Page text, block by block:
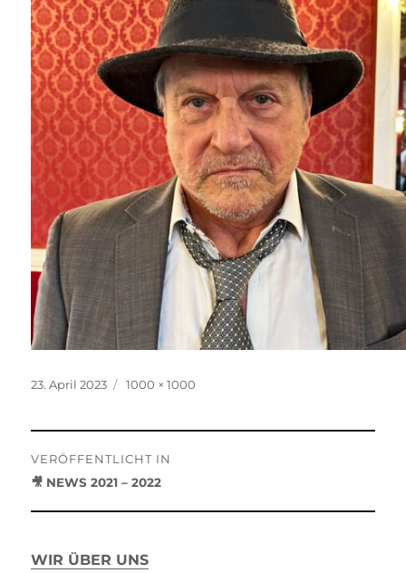
Veröffentlicht
23. April 2023 Originalgröße
1000 × 1000
VERÖFFENTLICHT IN
🎥 NEWS 2021 – 2022
WIR ÜBER UNS